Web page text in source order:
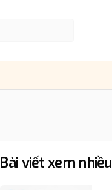
Bài viết xem nhiều